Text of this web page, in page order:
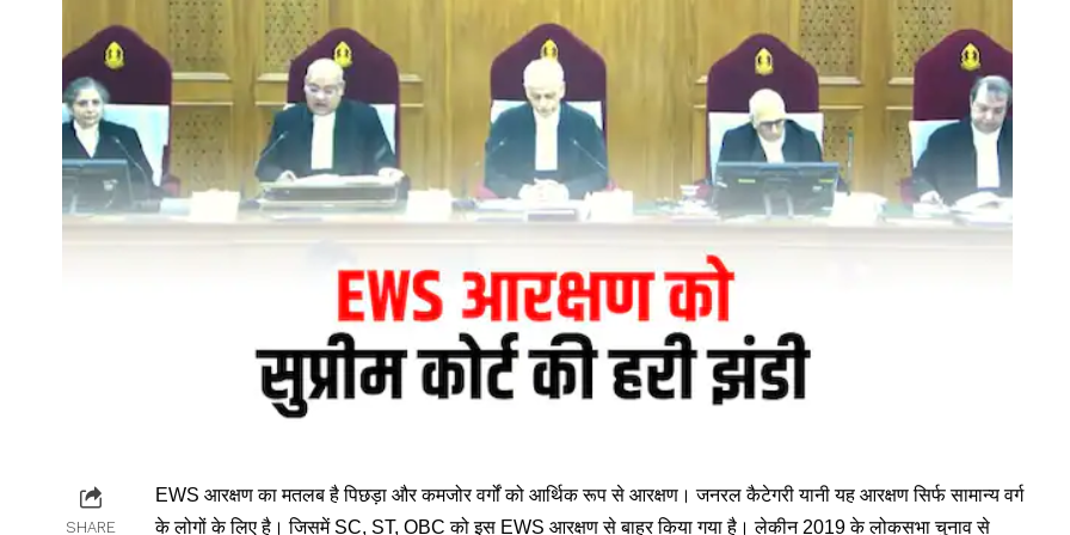
SHARE
EWS आरक्षण का मतलब है पिछड़ा और कमजोर वर्गों को आर्थिक रूप से आरक्षण। जनरल कैटेगरी यानी यह आरक्षण सिर्फ सामान्य वर्ग
के लोगों के लिए है। जिसमें SC, ST, OBC को इस EWS आरक्षण से बाहर किया गया है। लेकीन 2019 के लोकसभा चुनाव से